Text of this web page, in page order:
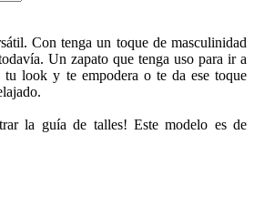
Con tenga un toque de masculinidad
Un zapato que tenga uso para ir a
tu look y te empodera o te da ese toque
la guía de talles! Este modelo es de